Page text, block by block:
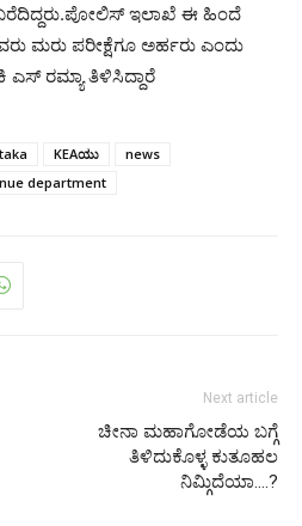
ಬರೆದಿದ್ದರು.ಪೋಲಿಸ್ ಇಲಾಖೆ ಈ ಹಿಂದೆ
ಮರು ಪರೀಕ್ಷೆಗೂ ಅರ್ಹರು ಎಂದು
ರಮ್ಯಾ ತಿಳಿಸಿದ್ದಾರೆ
KEAಯು
news
department
Next article
ಚೀನಾ ಮಹಾಗೋಡೆಯ ಬಗ್ಗೆ
ತಿಳಿದುಕೊಳ್ಳ ಕುತೂಹಲ
ನಿಮ್ಗಿದೆಯಾ….?